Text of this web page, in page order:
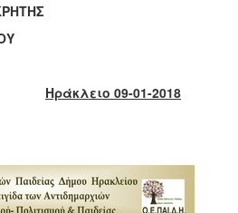
Ηράκλειο 09-01-2018